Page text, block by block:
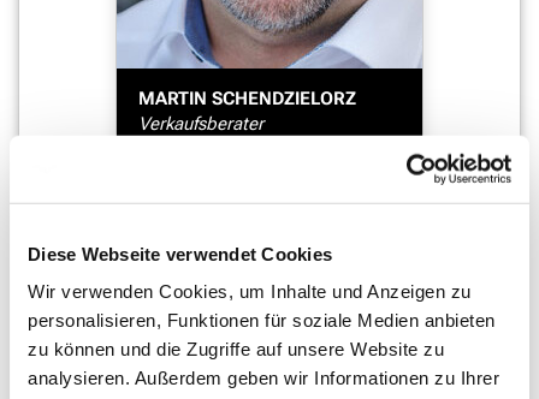
Diese Webseite verwendet Cookies
Wir verwenden Cookies, um Inhalte und Anzeigen zu
personalisieren, Funktionen für soziale Medien anbieten
zu können und die Zugriffe auf unsere Website zu
analysieren. Außerdem geben wir Informationen zu Ihrer
MARTIN SCHENDZIELORZ
Verkaufsberater